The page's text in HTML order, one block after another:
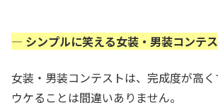
— シンプルに笑える女装・男装コンテ
女装・男装コンテストは、完成度が高く
ウケることは間違いありません。